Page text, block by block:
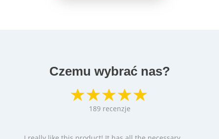
Czemu wybrać nas?
189 recenzje